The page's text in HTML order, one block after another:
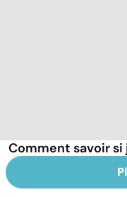
Comment savoir si